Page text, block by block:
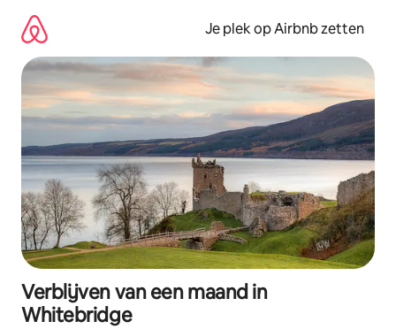
direct
naar
inhoud
Je plek op Airbnb zetten
Verblijven van een maand in
Whitebridge